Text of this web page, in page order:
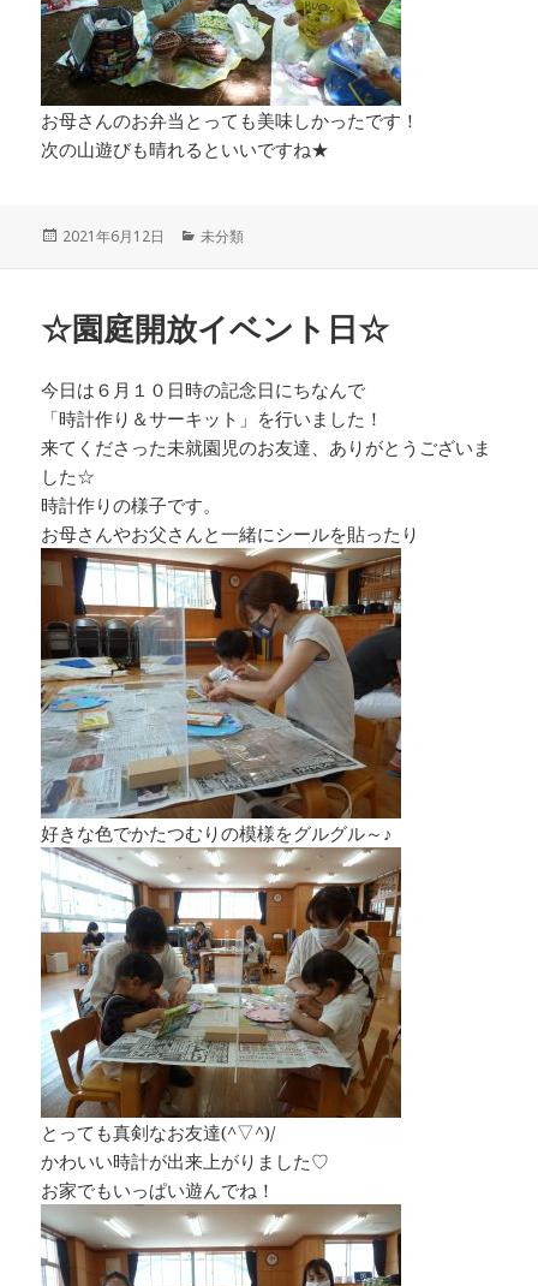
お母さんのお弁当とっても美味しかったです！
次の山遊びも晴れるといいですね★
投
2021年6月12日
カ
ー
未分類
☆園庭開放イベント日☆
今日は６月１０日時の記念日にちなんで
「時計作り＆サーキット」を行いました！
来てくださった未就園児のお友達、ありがとうございま
した☆
時計作りの様子です。
お母さんやお父さんと一緒にシールを貼ったり
好きな色でかたつむりの模様をグルグル～♪
とっても真剣なお友達(^▽^)/
かわいい時計が出来上がりました♡
お家でもいっぱい遊んでね！